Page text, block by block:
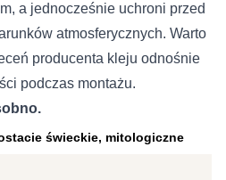
a jednocześnie uchroni przed
atmosferycznych. Warto
producenta kleju odnośnie
podczas montażu.
świeckie, mitologiczne